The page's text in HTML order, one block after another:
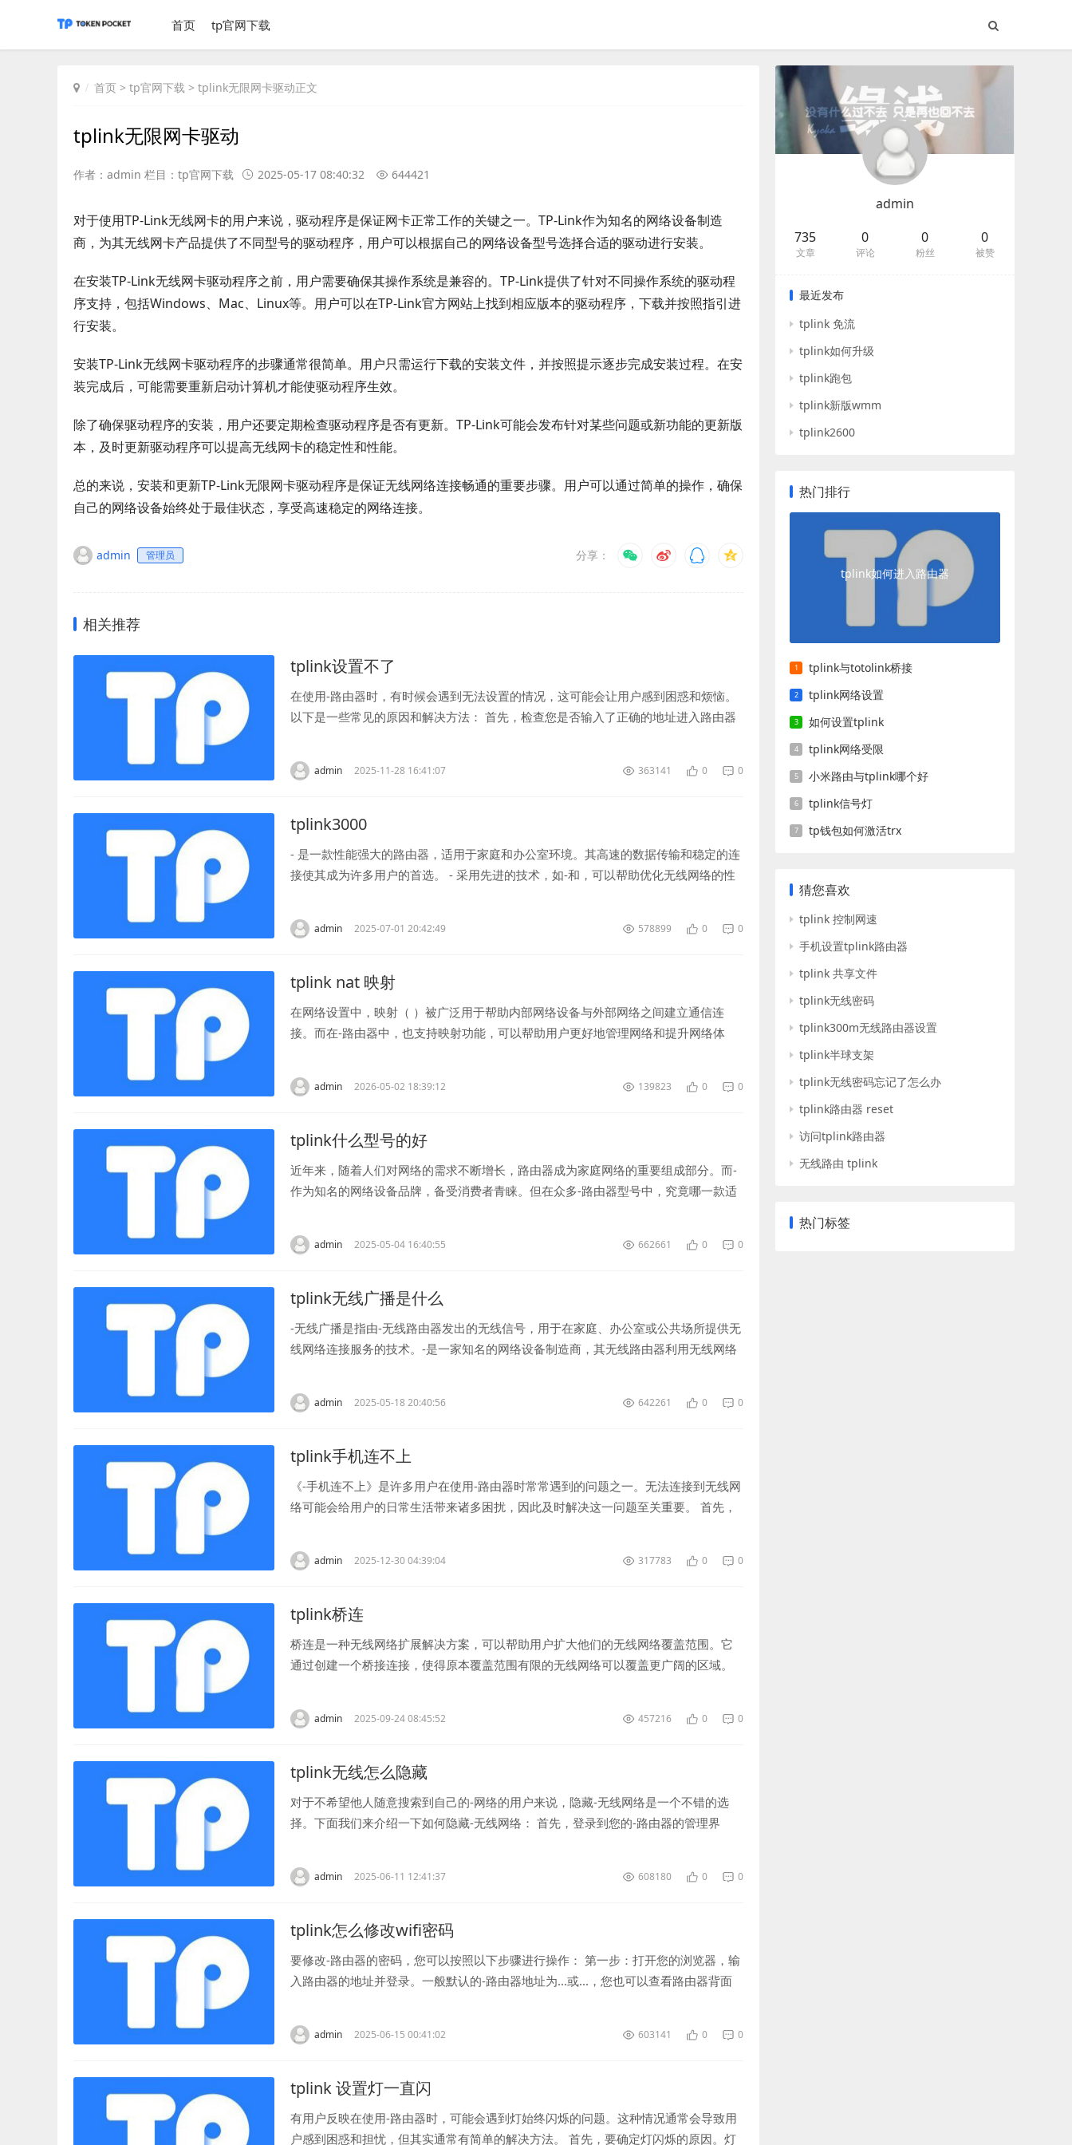
首页 tp官网下载
首页 > tp官网下载 > tplink无限网卡驱动正文
tplink无限网卡驱动
作者：admin 栏目： tp官网下载 2025-05-17 08:40:32 644421
对于使用TP-Link无线网卡的用户来说，驱动程序是保证网卡正常工作的关键之一。TP-Link作为知名的网络设备制造
商，为其无线网卡产品提供了不同型号的驱动程序，用户可以根据自己的网络设备型号选择合适的驱动进行安装。
在安装TP-Link无线网卡驱动程序之前，用户需要确保其操作系统是兼容的。TP-Link提供了针对不同操作系统的驱动程
序支持，包括Windows、Mac、Linux等。用户可以在TP-Link官方网站上找到相应版本的驱动程序，下载并按照指引进
行安装。
安装TP-Link无线网卡驱动程序的步骤通常很简单。用户只需运行下载的安装文件，并按照提示逐步完成安装过程。在安
装完成后，可能需要重新启动计算机才能使驱动程序生效。
除了确保驱动程序的安装，用户还要定期检查驱动程序是否有更新。TP-Link可能会发布针对某些问题或新功能的更新版
本，及时更新驱动程序可以提高无线网卡的稳定性和性能。
总的来说，安装和更新TP-Link无限网卡驱动程序是保证无线网络连接畅通的重要步骤。用户可以通过简单的操作，确保
自己的网络设备始终处于最佳状态，享受高速稳定的网络连接。
admin 管理员 分享：
相关推荐
tplink设置不了
在使用-路由器时，有时候会遇到无法设置的情况，这可能会让用户感到困惑和烦恼。
以下是一些常见的原因和解决方法： 首先，检查您是否输入了正确的地址进入路由器
admin 2025-11-28 16:41:07 363141 0 0
tplink3000
- 是一款性能强大的路由器，适用于家庭和办公室环境。其高速的数据传输和稳定的连
接使其成为许多用户的首选。 - 采用先进的技术，如-和，可以帮助优化无线网络的性
admin 2025-07-01 20:42:49 578899 0 0
tplink nat 映射
在网络设置中，映射（ ）被广泛用于帮助内部网络设备与外部网络之间建立通信连
接。而在-路由器中，也支持映射功能，可以帮助用户更好地管理网络和提升网络体
admin 2026-05-02 18:39:12 139823 0 0
tplink什么型号的好
近年来，随着人们对网络的需求不断增长，路由器成为家庭网络的重要组成部分。而-
作为知名的网络设备品牌，备受消费者青睐。但在众多-路由器型号中，究竟哪一款适
admin 2025-05-04 16:40:55 662661 0 0
tplink无线广播是什么
-无线广播是指由-无线路由器发出的无线信号，用于在家庭、办公室或公共场所提供无
线网络连接服务的技术。-是一家知名的网络设备制造商，其无线路由器利用无线网络
admin 2025-05-18 20:40:56 642261 0 0
tplink手机连不上
《-手机连不上》是许多用户在使用-路由器时常常遇到的问题之一。无法连接到无线网
络可能会给用户的日常生活带来诸多困扰，因此及时解决这一问题至关重要。 首先，
admin 2025-12-30 04:39:04 317783 0 0
tplink桥连
桥连是一种无线网络扩展解决方案，可以帮助用户扩大他们的无线网络覆盖范围。它
通过创建一个桥接连接，使得原本覆盖范围有限的无线网络可以覆盖更广阔的区域。
admin 2025-09-24 08:45:52 457216 0 0
tplink无线怎么隐藏
对于不希望他人随意搜索到自己的-网络的用户来说，隐藏-无线网络是一个不错的选
择。下面我们来介绍一下如何隐藏-无线网络： 首先，登录到您的-路由器的管理界
admin 2025-06-11 12:41:37 608180 0 0
tplink怎么修改wifi密码
要修改-路由器的密码，您可以按照以下步骤进行操作： 第一步：打开您的浏览器，输
入路由器的地址并登录。一般默认的-路由器地址为...或...，您也可以查看路由器背面
admin 2025-06-15 00:41:02 603141 0 0
tplink 设置灯一直闪
有用户反映在使用-路由器时，可能会遇到灯始终闪烁的问题。这种情况通常会导致用
户感到困惑和担忧，但其实通常有简单的解决方法。 首先，要确定灯闪烁的原因。灯
admin
735
文章
0
评论
0
粉丝
0
被赞
最近发布
tplink 免流
tplink如何升级
tplink跑包
tplink新版wmm
tplink2600
热门排行
tplink如何进入路由器
tplink与totolink桥接
tplink网络设置
如何设置tplink
tplink网络受限
小米路由与tplink哪个好
tplink信号灯
tp钱包如何激活trx
猜您喜欢
tplink 控制网速
手机设置tplink路由器
tplink 共享文件
tplink无线密码
tplink300m无线路由器设置
tplink半球支架
tplink无线密码忘记了怎么办
tplink路由器 reset
访问tplink路由器
无线路由 tplink
热门标签